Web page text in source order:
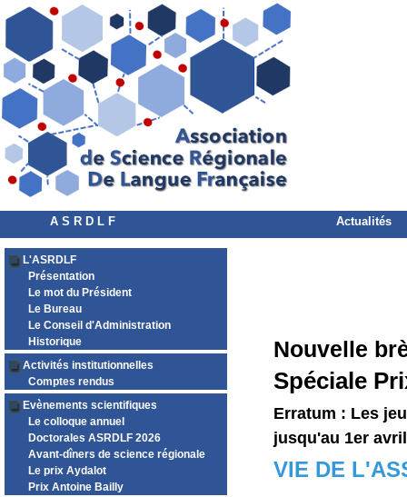
A S R D L F Actualités
L'ASRDLF
Présentation
Le mot du Président
Le Bureau
Le Conseil d'Administration
Historique
Activités institutionnelles
Comptes rendus
Evènements scientifiques
Le colloque annuel
Doctorales ASRDLF 2026
Avant-dîners de science régionale
Le prix Aydalot
Prix Antoine Bailly
Nouvelle
Spéciale
Erratum : Les
jusqu'au 1er
VIE DE